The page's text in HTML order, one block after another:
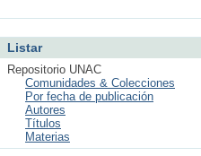
Listar
Repositorio UNAC
Comunidades & Colecciones
Por fecha de publicación
Autores
Títulos
Materias